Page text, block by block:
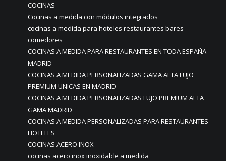
COCINAS
Cocinas a medida con módulos integrados
cocinas a medida para hoteles restaurantes bares
comedores
COCINAS A MEDIDA PARA RESTAURANTES EN TODA ESPAÑA
MADRID
COCINAS A MEDIDA PERSONALIZADAS GAMA ALTA LUJO
PREMIUM UNICAS EN MADRID
COCINAS A MEDIDA PERSONALIZADAS LUJO PREMIUM ALTA
GAMA MADRID
COCINAS A MEDIDA PERSONALIZADAS PARA RESTAURANTES
HOTELES
COCINAS ACERO INOX
cocinas acero inox inoxidable a medida